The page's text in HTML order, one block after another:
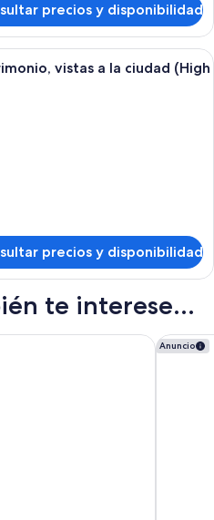
precios y disponibilidad
Habitación de hotel con dos camas,
vistas a la ciudad (High
precios y disponibilidad
te interese...
Anuncio
Denver